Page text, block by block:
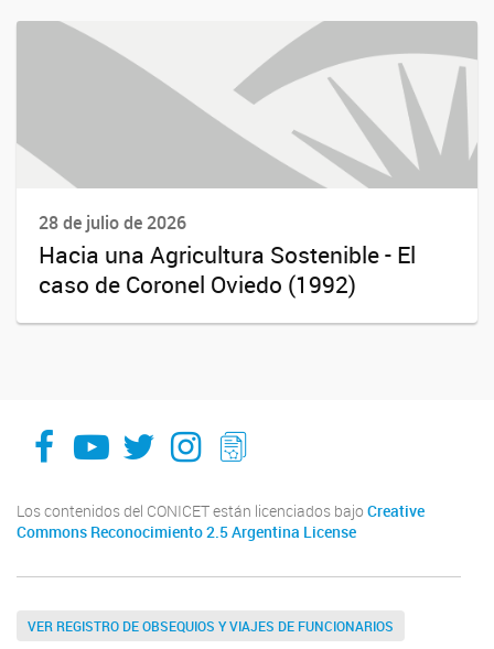
28 de julio de 2026
Hacia una Agricultura Sostenible - El
caso de Coronel Oviedo (1992)
facebook
youtube
Twitter
Instagram
LeChasquier Boletin Digital 70
Los contenidos del CONICET están licenciados bajo Creative
Commons Reconocimiento 2.5 Argentina License
VER REGISTRO DE OBSEQUIOS Y VIAJES DE FUNCIONARIOS